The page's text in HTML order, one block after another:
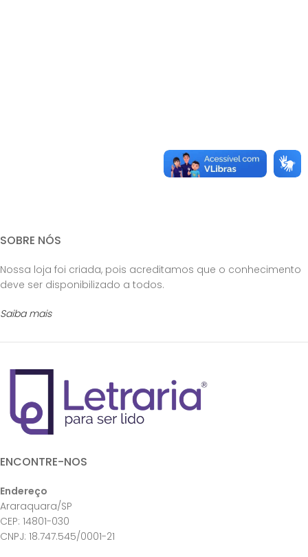
SOBRE NÓS
Nossa loja foi criada, pois acreditamos que o conhecimento
deve ser disponibilizado a todos.
Saiba mais
ENCONTRE-NOS
Endereço
Araraquara/SP
CEP: 14801-030
CNPJ: 18.747.545/0001-21